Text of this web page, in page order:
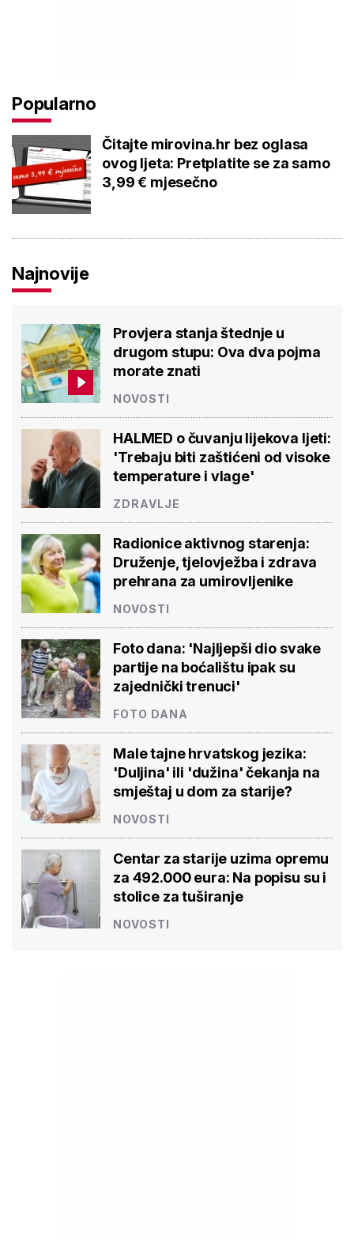
Popularno
Čitajte mirovina.hr bez oglasa
ovog ljeta: Pretplatite se za samo
3,99 € mjesečno
Najnovije
Provjera stanja štednje u
drugom stupu: Ova dva pojma
morate znati
NOVOSTI
HALMED o čuvanju lijekova ljeti:
'Trebaju biti zaštićeni od visoke
temperature i vlage'
ZDRAVLJE
Radionice aktivnog starenja:
Druženje, tjelovježba i zdrava
prehrana za umirovljenike
NOVOSTI
Foto dana: 'Najljepši dio svake
partije na boćalištu ipak su
zajednički trenuci'
FOTO DANA
Male tajne hrvatskog jezika:
'Duljina' ili 'dužina' čekanja na
smještaj u dom za starije?
NOVOSTI
Centar za starije uzima opremu
za 492.000 eura: Na popisu su i
stolice za tuširanje
NOVOSTI